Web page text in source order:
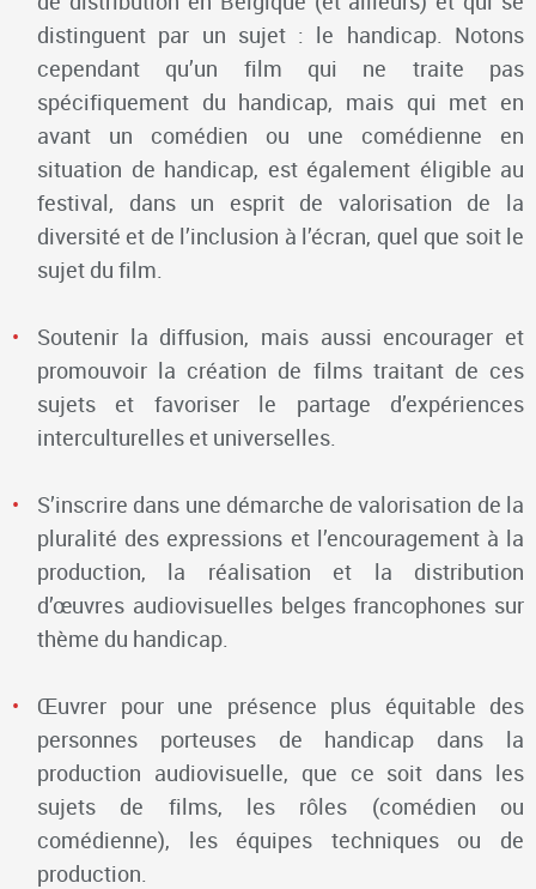
distinguent par un sujet : le handicap. Notons
cependant qu’un film qui ne traite pas
spécifiquement du handicap, mais qui met en
avant un comédien ou une comédienne en
situation de handicap, est également éligible au
festival, dans un esprit de valorisation de la
diversité et de l’inclusion à l’écran, quel que soit le
sujet du film.
Soutenir la diffusion, mais aussi encourager et
promouvoir la création de films traitant de ces
sujets et favoriser le partage d’expériences
interculturelles et universelles.
S’inscrire dans une démarche de valorisation de la
pluralité des expressions et l’encouragement à la
production, la réalisation et la distribution
d’œuvres audiovisuelles belges francophones sur
thème du handicap.
Œuvrer pour une présence plus équitable des
personnes porteuses de handicap dans la
production audiovisuelle, que ce soit dans les
sujets de films, les rôles (comédien ou
comédienne), les équipes techniques ou de
production.